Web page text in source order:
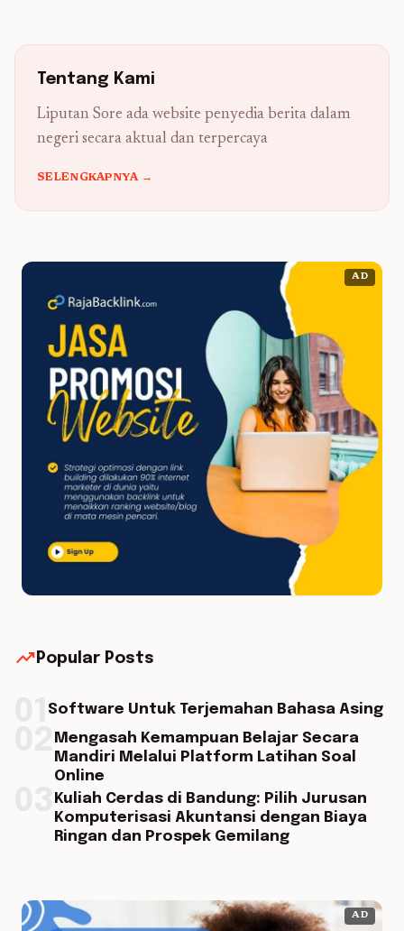
Tentang Kami
Liputan Sore ada website penyedia berita dalam
negeri secara aktual dan terpercaya
SELENGKAPNYA →
AD
trending_up Popular Posts
Software Untuk Terjemahan Bahasa Asing
Mengasah Kemampuan Belajar Secara
Mandiri Melalui Platform Latihan Soal
Online
Kuliah Cerdas di Bandung: Pilih Jurusan
Komputerisasi Akuntansi dengan Biaya
Ringan dan Prospek Gemilang
AD